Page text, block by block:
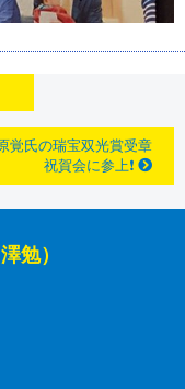
覚氏の瑞宝双光賞受章
祝賀会に参上❗
勉）